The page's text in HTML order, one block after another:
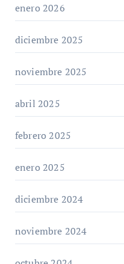
enero 2026
diciembre 2025
noviembre 2025
abril 2025
febrero 2025
enero 2025
diciembre 2024
noviembre 2024